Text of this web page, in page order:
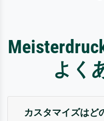
よく
カスタマイズはど